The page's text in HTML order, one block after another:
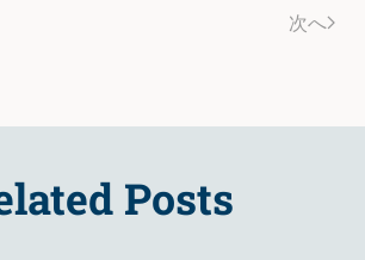
次へ
Posts